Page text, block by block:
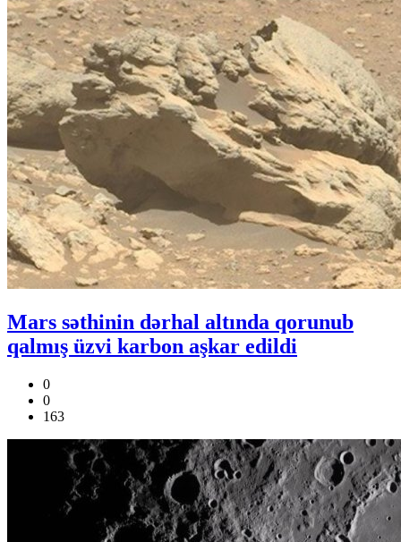
Mars səthinin dərhal altında qorunub
qalmış üzvi karbon aşkar edildi
0
0
163